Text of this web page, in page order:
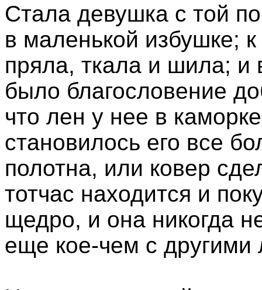
Стала девушка с той
в маленькой избушке;
пряла, ткала и шила; и
было благословение
что лен у нее в
становилось его все
полотна, или ковер
тотчас находится и
щедро, и она никогда
еще кое-чем с другими